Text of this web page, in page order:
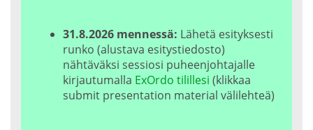
31.8.2026 mennessä: Lähetä esityksesti
runko (alustava esitystiedosto)
nähtäväksi sessiosi puheenjohtajalle
kirjautumalla ExOrdo tilillesi (klikkaa
submit presentation material välilehteä)